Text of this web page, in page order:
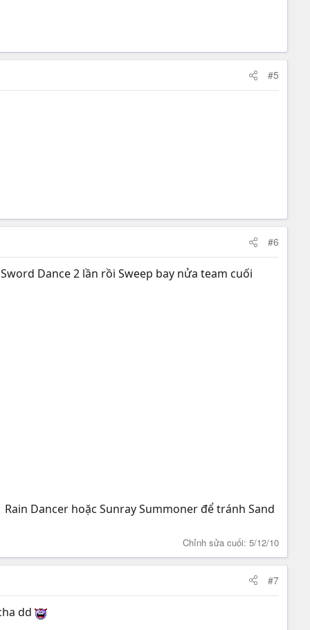
#5
#6
Dance 2 lần rồi Sweep bay nửa team cuối
Dancer hoặc Sunray Summoner để tránh Sand
Chỉnh sửa cuối: 5/12/10
#7
dd